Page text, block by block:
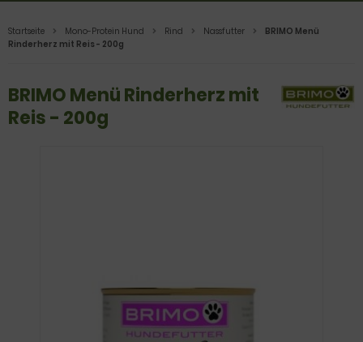
Startseite Mono-Protein Hund Rind Nassfutter
BRIMO Menü
Rinderherz mit Reis - 200g
BRIMO Menü Rinderherz mit
Reis - 200g